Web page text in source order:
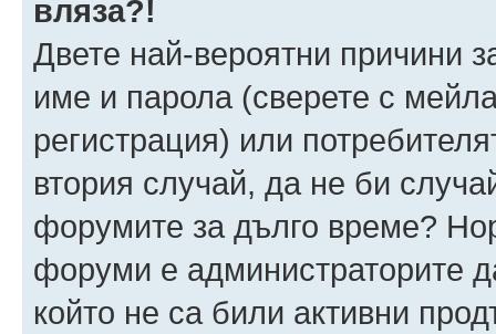
вляза?!
Двете най-вероятни причини
име и парола (сверете с
регистрация) или
втория случай, да не би
форумите за дълго време?
форуми е администраторите
който не са били активни